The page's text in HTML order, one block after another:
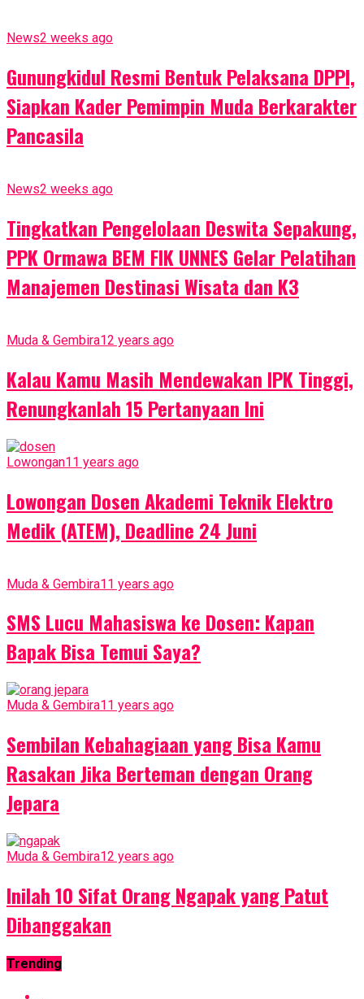
News2 weeks ago
Gunungkidul Resmi Bentuk Pelaksana DPPI,
Siapkan Kader Pemimpin Muda Berkarakter
Pancasila
News2 weeks ago
Tingkatkan Pengelolaan Deswita Sepakung,
PPK Ormawa BEM FIK UNNES Gelar Pelatihan
Manajemen Destinasi Wisata dan K3
Muda & Gembira12 years ago
Kalau Kamu Masih Mendewakan IPK Tinggi,
Renungkanlah 15 Pertanyaan Ini
Lowongan11 years ago
Lowongan Dosen Akademi Teknik Elektro
Medik (ATEM), Deadline 24 Juni
Muda & Gembira11 years ago
SMS Lucu Mahasiswa ke Dosen: Kapan
Bapak Bisa Temui Saya?
Muda & Gembira11 years ago
Sembilan Kebahagiaan yang Bisa Kamu
Rasakan Jika Berteman dengan Orang
Jepara
Muda & Gembira12 years ago
Inilah 10 Sifat Orang Ngapak yang Patut
Dibanggakan
Trending